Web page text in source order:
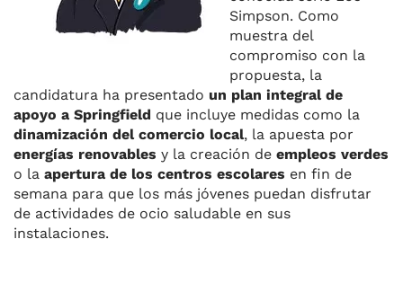
Simpson. Como
muestra del
compromiso con la
propuesta, la
candidatura ha presentado un plan integral de
apoyo a Springfield que incluye medidas como la
dinamización del comercio local, la apuesta por
energías renovables y la creación de empleos verdes
o la apertura de los centros escolares en fin de
semana para que los más jóvenes puedan disfrutar
de actividades de ocio saludable en sus
instalaciones.